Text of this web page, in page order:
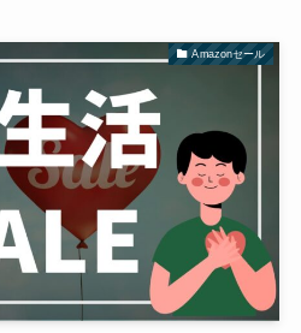
Amazonセール